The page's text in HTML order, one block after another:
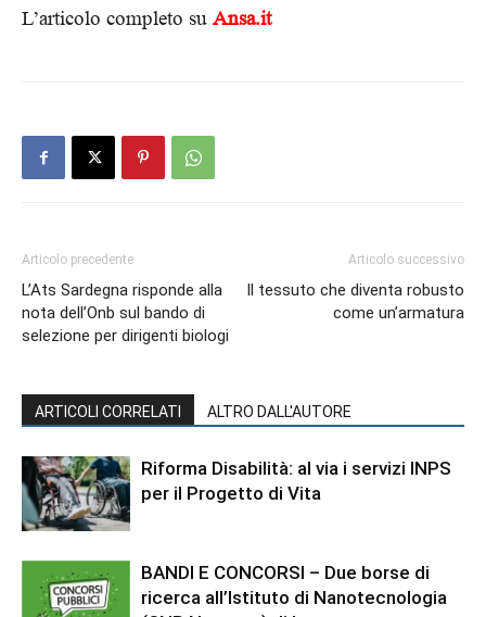
L’articolo completo su Ansa.it
Articolo precedente
L’Ats Sardegna risponde alla
nota dell’Onb sul bando di
selezione per dirigenti biologi
Articolo successivo
Il tessuto che diventa robusto
come un’armatura
ARTICOLI CORRELATI ALTRO DALL'AUTORE
Riforma Disabilità: al via i servizi INPS
per il Progetto di Vita
BANDI E CONCORSI – Due borse di
ricerca all’Istituto di Nanotecnologia